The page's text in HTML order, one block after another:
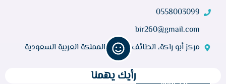
0558003099
bir260@gmail.com
مركز أبو راكة، الطائف 21944، المملكة العربية السعودية
رأيك يهمنا